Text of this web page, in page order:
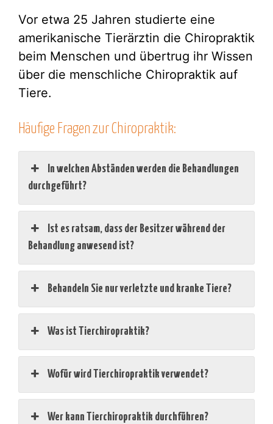
Vor etwa 25 Jahren studierte eine
amerikanische Tierärztin die Chiropraktik
beim Menschen und übertrug ihr Wissen
über die menschliche Chiropraktik auf
Tiere.
Häufige Fragen zur Chiropraktik:
In welchen Abständen werden die Behandlungen
durchgeführt?
Ist es ratsam, dass der Besitzer während der
Behandlung anwesend ist?
Behandeln Sie nur verletzte und kranke Tiere?
Was ist Tierchiropraktik?
Wofür wird Tierchiropraktik verwendet?
Wer kann Tierchiropraktik durchführen?